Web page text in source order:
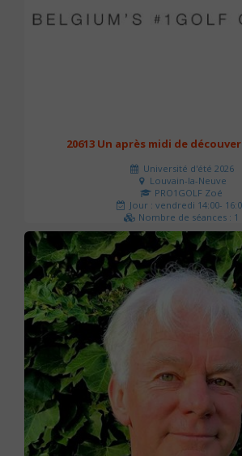
20613 Un après midi de
Université d'été 2026
Louvain-la-Neuve
PRO1GOLF Zoé
Jour : vendredi 14:00-
Nombre de séances : 1
45 €